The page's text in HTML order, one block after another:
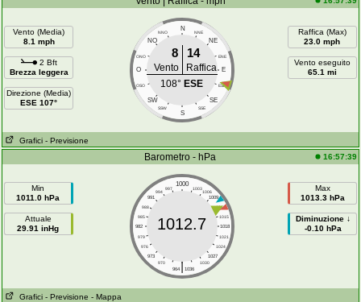
Vento (Media)
8.1 mph
2 Bft
Brezza leggera
Direzione (Media)
ESE 107°
N
NNO NNE
NO NE
ONO ENE
O E
OSO ESE
SW SE
SSW SSE
S
8 14
Vento
Raffica
108° ESE
Raffica (Max)
23.0 mph
Vento eseguito
65.1 mi
Grafici - Previsione
Barometro - hPa 16:57:39
Min
1011.0 hPa
Attuale
29.91 inHg
1000
997 1003
994
1006
991
1009
988
1012
985
1015
982
1018
979
1021
976
1024
973
1027
970
1030
|
964 1036
1012.7
Max
1013.3 hPa
Diminuzione ↓
-0.10 hPa
Grafici - Previsione - Mappa